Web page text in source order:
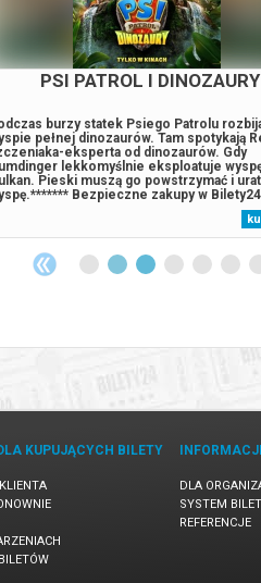
PSI PATROL I DINOZAURY
burzy statek Psiego Patrolu
pełnej dinozaurów. Tam spotykają
eksperta od dinozaurów. Gdy
lekkomyślnie eksploatuje
Pieski muszą go powstrzymać i
Bezpieczne zakupy w
odwołania wydarzenia,
zwrot środków potwierdzony
wysyłanym na adres...
KUPUJĄCYCH BILETY
DLA
SYSTEM
REFERENCJE